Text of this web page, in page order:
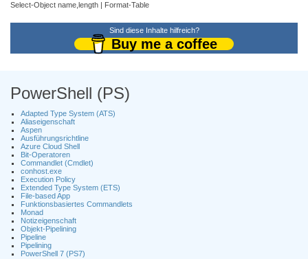
Select-Object name,length | Format-Table
Sind diese Inhalte hilfreich?
Buy me a coffee
PowerShell (PS)
Adapted Type System (ATS)
Aliaseigenschaft
Aspen
Ausführungsrichtline
Azure Cloud Shell
Bit-Operatoren
Commandlet (Cmdlet)
conhost.exe
Execution Policy
Extended Type System (ETS)
File-based App
Funktionsbasiertes Commandlets
Monad
Notizeigenschaft
Objekt-Pipelining
Pipeline
Pipelining
PowerShell 7 (PS7)